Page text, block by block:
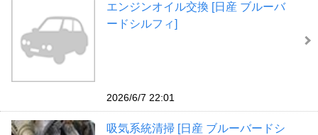
エンジンオイル交換 [日産 ブルーバ
ードシルフィ]
2026/6/7 22:01
吸気系統清掃 [日産 ブルーバードシ